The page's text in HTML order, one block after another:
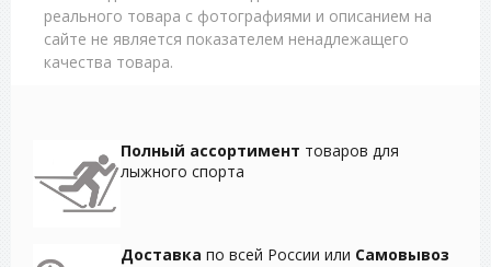
реального товара с фотографиями и описанием на
сайте не является показателем ненадлежащего
качества товара.
Полный ассортимент товаров для
лыжного спорта
Доставка по всей России или Самовывоз